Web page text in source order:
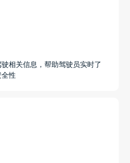
相关信息，帮助驾驶员实时了
性